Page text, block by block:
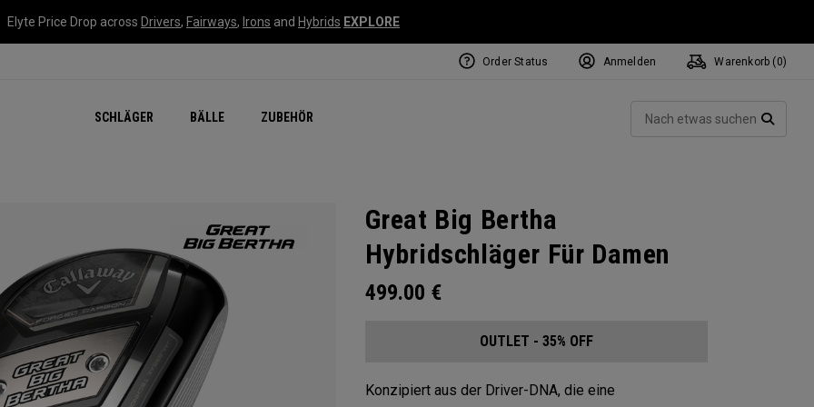
Elyte Price Drop across Drivers, Fairways, Irons and Hybrids EXPLORE
SCHLÄGER BÄLLE ZUBEHÖR
Order Status Anmelden Warenkorb ( 0)
Great Big Bertha
Hybridschläger Für Damen
499.00 €
OUTLET - 35% OFF
Konzipiert aus der Driver-DNA, die eine